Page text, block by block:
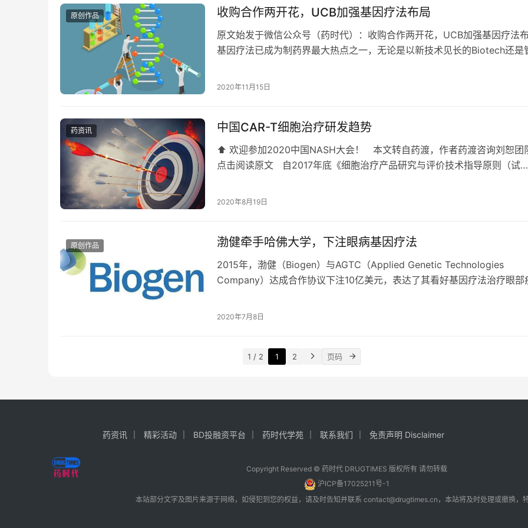
原创作品 收购合作两开花，UCB加强基因疗法布局
原文始发于微信公众号（药时代）：收购合作两开花，UCB加强基因疗法
基因疗法已成为制药界最大热点之一，无论是以新技术见长的Biotech还是
2020年11月15日
药资讯 中国CAR-T细胞治疗研发趋势
⬆️ 欢迎参加2020中国NASH大会！ 本文转自药渡，作者药渡咨询刘恕团
点击阅读原文 自2017年底《细胞治疗产品研究与评价技术指导原则（试
2020年8月19日
原创作品 渤健牵手哈佛大学，下注眼病基因疗法
2015年，渤健（Biogen）与AGTC（Applied Genetic Technologies
Company）达成合作协议下注10亿美元，表达了其看好基因疗法治疗眼部
2020年7月8日
1 / 2 1 2
药资讯 精彩活动 BD投融资平台 药时代学苑 联系我们 免责声明 Disclaimer
Copyright Reserved © 药时代 DRUGTIMES 版权所有 请勿转载
沪ICP备17025211号-1
本站部分文字及图片来源于网络，如侵犯到您的权益，请及时告知并联系 contact@drugtimes.cn ，本站将及时处理或撤换，